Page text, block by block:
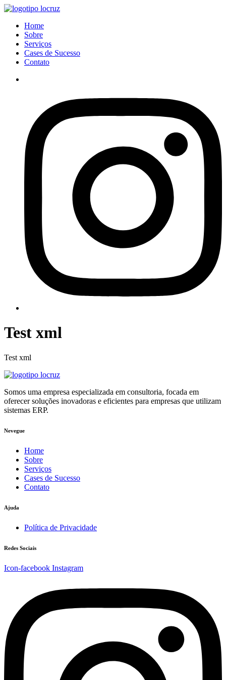
Ir
conteúdo
Menu
Home
Sobre
Serviços
Cases de Sucesso
Contato
Test xml
Test xml
Somos uma empresa especializada em consultoria, focada em
oferecer soluções inovadoras e eficientes para empresas que utilizam
sistemas ERP.
Nevegue
Home
Sobre
Serviços
Cases de Sucesso
Contato
Ajuda
Política de Privacidade
Redes Sociais
Icon-facebook Instagram